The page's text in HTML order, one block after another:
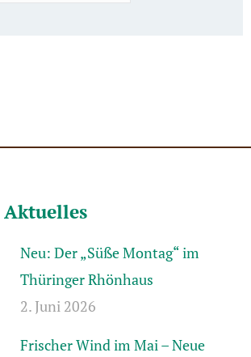
Aktuelles
Neu: Der „Süße Montag“ im
Thüringer Rhönhaus
2. Juni 2026
Frischer Wind im Mai – Neue